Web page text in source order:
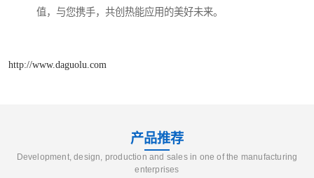
值，与您携手，共创热能应用的美好未来。
http://www.daguolu.com
产品推荐
Development, design, production and sales in one of the manufacturing
enterprises